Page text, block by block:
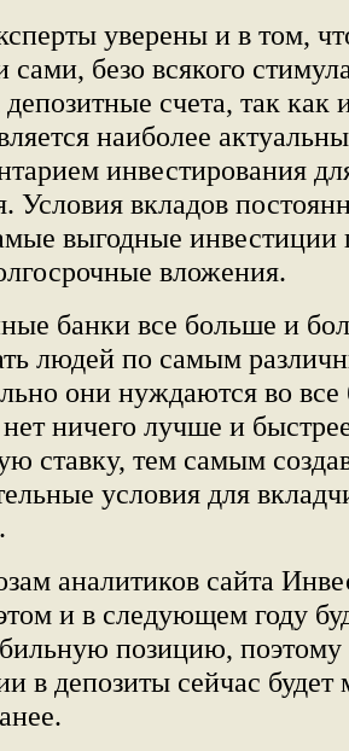
уверены и в том,
сами, безо всякого
депозитные счета, так
наиболее
инвестирования
Условия вкладов
выгодные инвестиции
вложения.
банки все больше и
людей по самым
они нуждаются во
нет ничего лучше и
ставку, тем самым
условия для
аналитиков сайта
и в следующем году
позицию, поэтому
в депозиты сейчас